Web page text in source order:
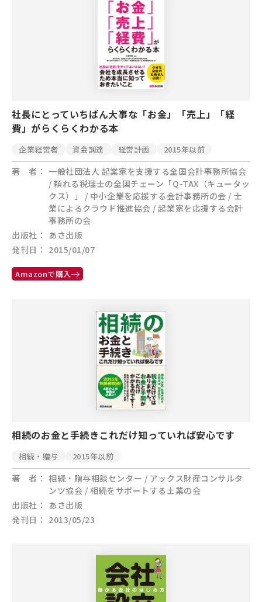
社長にとっていちばん大事な「お金」「売上」「経
費」がらくらくわかる本
企業経営者 資金調達 経営計画 2015年以前
著 者
一般社団法人 起業家を支援する全国会計事務所協会
/ 頼れる税理士の全国チェーン「Q-TAX（キュータッ
クス）」 / 中小企業を応援する会計事務所の会 / 士
業によるクラウド推進協会 / 起業家を応援する会計
事務所の会
出版社
あさ出版
発刊日
2015/01/07
Amazonで購入
相続のお金と手続きこれだけ知っていれば安心です
相続・贈与 2015年以前
著 者
相続・贈与相談センター / アックス財産コンサルタ
ンツ協会 / 相続をサポートする士業の会
出版社
あさ出版
発刊日
2013/05/23